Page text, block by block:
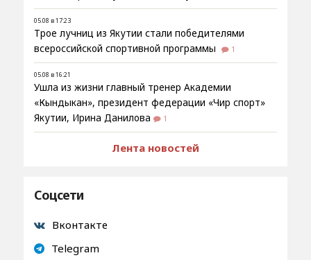
05.08 в 17:23
Трое лучниц из Якутии стали победителями
всероссийской спортивной программы
1
05.08 в 16:21
Ушла из жизни главный тренер Академии
«Кындыкан», президент федерации «Чир спорт»
Якутии, Ирина Данилова
1
Лента новостей
Соцсети
Вконтакте
Telegram